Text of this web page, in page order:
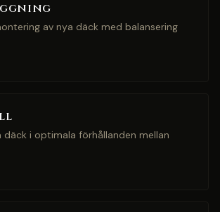
av nya däck med balansering
däck i optimala förhållanden mellan